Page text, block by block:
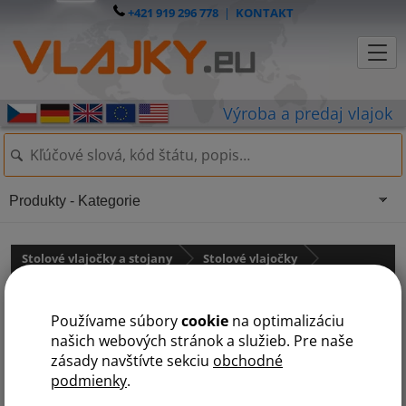
Používame súborycookie na optimalizáciu
našich webových stránok a služieb. Pre naše
zásady navštívte sekciu obchodné
podmienky.
+421 919 296 778| KONTAKT
Stolové vlajočky a stojany
Stolové vlajočky
A B D G H K N P S
Produkty - Kategorie